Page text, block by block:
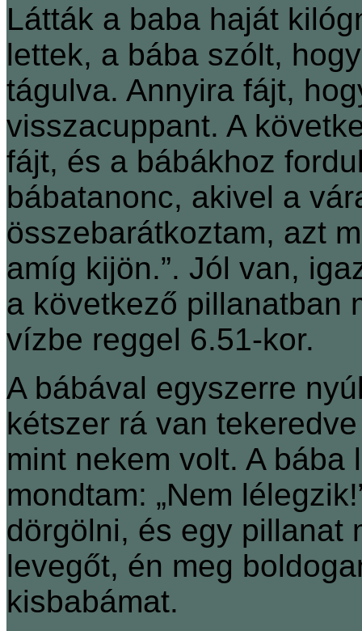
Látták a baba haját
lettek, a bába szólt,
tágulva. Annyira fájt,
visszacuppant. A
fájt, és a bábákhoz
bábatanonc, akivel a
összebarátkoztam, azt
amíg kijön.”. Jól van,
a következő pillanatban
vízbe reggel 6.51-kor.
A bábával egyszerre
kétszer rá van
mint nekem volt. A
mondtam: „Nem
dörgölni, és egy pillanat
levegőt, én meg
kisbabámat.